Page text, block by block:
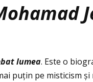
lumea. Este o
puţin pe misticism